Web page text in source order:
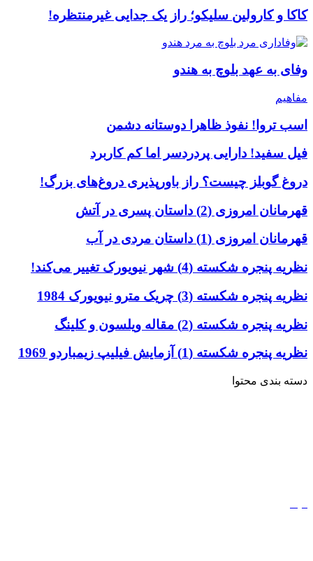
کاکا و کارولین سلیکو؛ راز یک جدایی غیرمنتظره!
وفای به عهد بلوچ به هندو
مفاهیم
اسب تروا! نفوذ ظاهرا دوستانه دشمن
فیل سفید! دارایی پردردسر اما کم کاربرد
دروغ گوبلز چیست؟ راز باورپذیری دروغ‌های بزرگ!
قهرمانان امروزی (2) داستان پسری در آتش
قهرمانان امروزی (1) داستان مردی در آب
نظریه پنجره شکسته (4) شهر نیویورک تغییر می‌کند!
نظریه پنجره شکسته (3) چریک مترو نیویورک 1984
نظریه پنجره شکسته (2) مقاله ویلسون و کلینگ
نظریه پنجره شکسته (1) آزمایش فیلیپ زیمباردو 1969
دسته بندی محتوا